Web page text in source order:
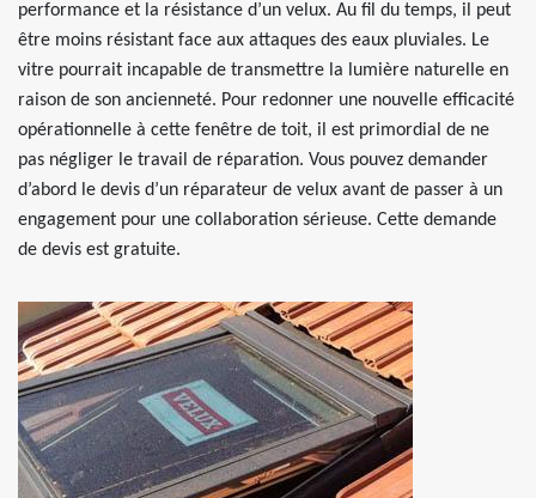
performance et la résistance d’un velux. Au fil du temps, il peut
être moins résistant face aux attaques des eaux pluviales. Le
vitre pourrait incapable de transmettre la lumière naturelle en
raison de son ancienneté. Pour redonner une nouvelle efficacité
opérationnelle à cette fenêtre de toit, il est primordial de ne
pas négliger le travail de réparation. Vous pouvez demander
d’abord le devis d’un réparateur de velux avant de passer à un
engagement pour une collaboration sérieuse. Cette demande
de devis est gratuite.